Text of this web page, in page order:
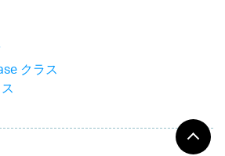
クラス